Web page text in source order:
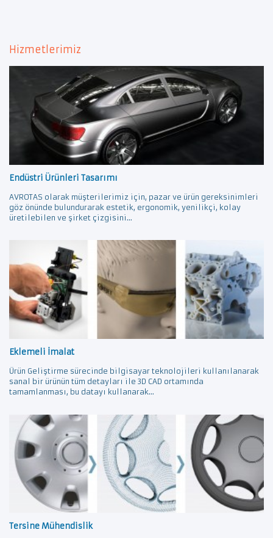
Hizmetlerimiz
Endüstri Ürünleri Tasarımı
AVROTAS olarak müşterilerimiz için, pazar ve ürün gereksinimleri
göz önünde bulundurarak estetik, ergonomik, yenilikçi, kolay
üretilebilen ve şirket çizgisini...
Eklemeli İmalat
Ürün Geliştirme sürecinde bilgisayar teknolojileri kullanılanarak
sanal bir ürünün tüm detayları ile 3D CAD ortamında
tamamlanması, bu datayı kullanarak...
Tersine Mühendislik